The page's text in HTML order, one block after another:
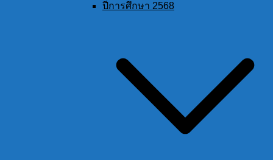
ปีการศึกษา 2568